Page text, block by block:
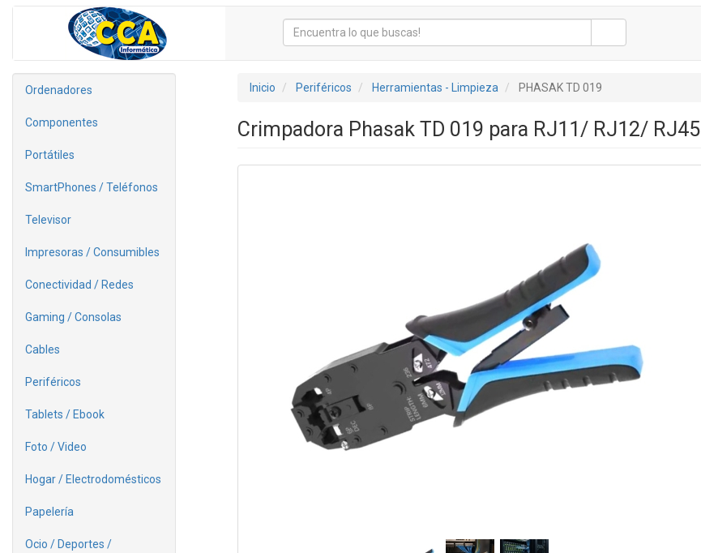
Ordenadores
Componentes
Portátiles
SmartPhones / Teléfonos
Televisor
Impresoras / Consumibles
Conectividad / Redes
Gaming / Consolas
Cables
Periféricos
Tablets / Ebook
Foto / Video
Hogar / Electrodomésticos
Papelería
Ocio / Deportes /
Inicio Periféricos Herramientas - Limpieza PHASAK TD 019
Crimpadora Phasak TD 019 para RJ11/ RJ12/ RJ45